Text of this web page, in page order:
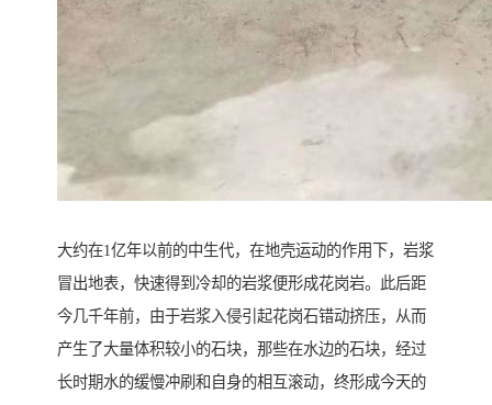
大约在1亿年以前的中生代，在地壳运动的作用下，岩浆
冒出地表，快速得到冷却的岩浆便形成花岗岩。此后距
今几千年前，由于岩浆入侵引起花岗石错动挤压，从而
产生了大量体积较小的石块，那些在水边的石块，经过
长时期水的缓慢冲刷和自身的相互滚动，终形成今天的